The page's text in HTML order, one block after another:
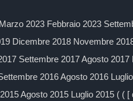
2023 Febbraio 2023
Dicembre 2018 Novembre
Settembre 2017 Agosto
2016 Agosto 2016
Agosto 2015 Luglio 2015 (